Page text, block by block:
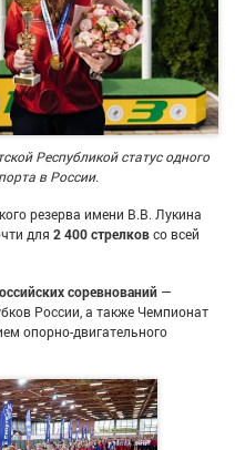
Республикой статус одного
в России.
резерва имени В.В. Лукина
для 2 400 стрелковсо всей
соревнований —
России, а также Чемпионат
опорно-двигательного